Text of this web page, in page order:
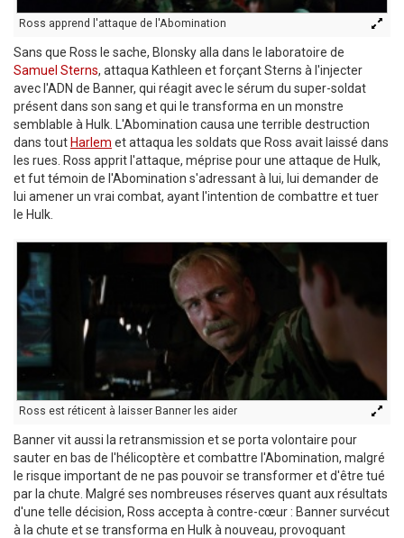
Ross apprend l'attaque de l'Abomination
Sans que Ross le sache, Blonsky alla dans le laboratoire de
Samuel Sterns, attaqua Kathleen et forçant Sterns à l'injecter
avec l'ADN de Banner, qui réagit avec le sérum du super-soldat
présent dans son sang et qui le transforma en un monstre
semblable à Hulk. L'Abomination causa une terrible destruction
dans tout Harlem et attaqua les soldats que Ross avait laissé dans
les rues. Ross apprit l'attaque, méprise pour une attaque de Hulk,
et fut témoin de l'Abomination s'adressant à lui, lui demander de
lui amener un vrai combat, ayant l'intention de combattre et tuer
le Hulk.
Ross est réticent à laisser Banner les aider
Banner vit aussi la retransmission et se porta volontaire pour
sauter en bas de l'hélicoptère et combattre l'Abomination, malgré
le risque important de ne pas pouvoir se transformer et d'être tué
par la chute. Malgré ses nombreuses réserves quant aux résultats
d'une telle décision, Ross accepta à contre-cœur : Banner survécut
à la chute et se transforma en Hulk à nouveau, provoquant